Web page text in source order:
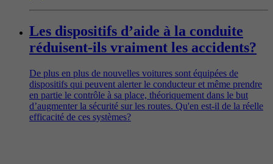
Les dispositifs d’aide à la conduite
réduisent-ils vraiment les accidents?
De plus en plus de nouvelles voitures sont équipées de
dispositifs qui peuvent alerter le conducteur et même prendre
en partie le contrôle à sa place, théoriquement dans le but
d’augmenter la sécurité sur les routes. Qu'en est-il de la réelle
efficacité de ces systèmes?